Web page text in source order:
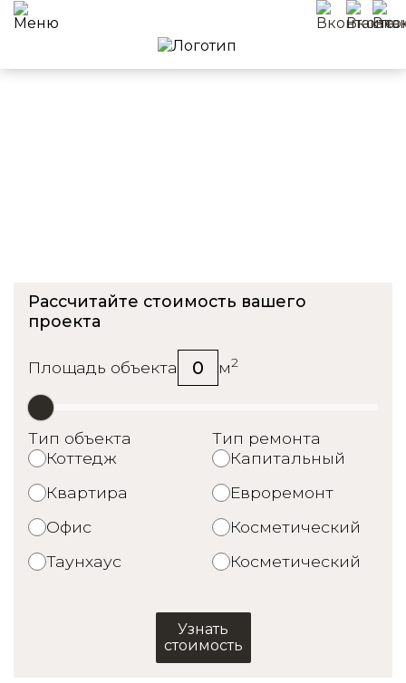
Рассчитайте стоимость вашего
проекта
Площадь объекта 0 м2
Тип объекта
Коттедж
Квартира
Офис
Таунхаус
Тип ремонта
Капитальный
Евроремонт
Косметический
Косметический
Узнать
стоимость